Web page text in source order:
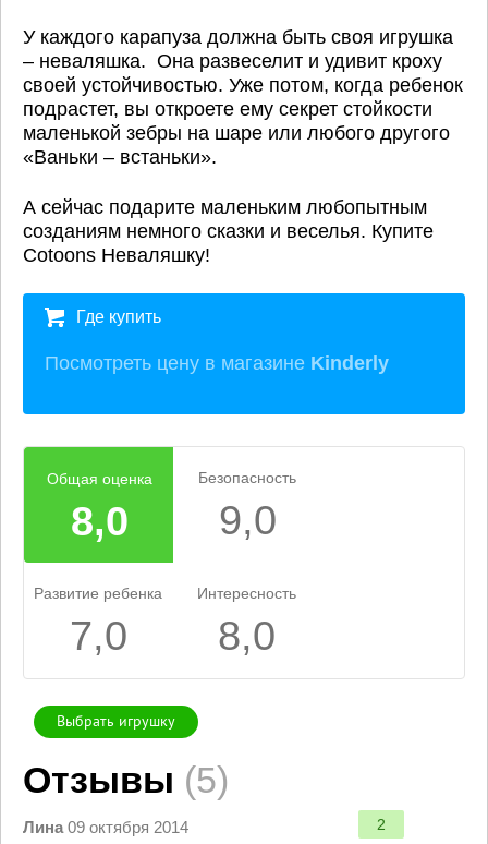
У каждого карапуза должна быть своя игрушка
– неваляшка. Она развеселит и удивит кроху
своей устойчивостью. Уже потом, когда ребенок
подрастет, вы откроете ему секрет стойкости
маленькой зебры на шаре или любого другого
«Ваньки – встаньки».
А сейчас подарите маленьким любопытным
созданиям немного сказки и веселья. Купите
Cotoons Неваляшку!
Где купить
Посмотреть цену в магазине Kinderly
Общая оценка
8,0
Безопасность
9,0
Развитие ребенка
7,0
Интересность
8,0
Выбрать игрушку
Отзывы (5)
Лина 09 октября 2014 2